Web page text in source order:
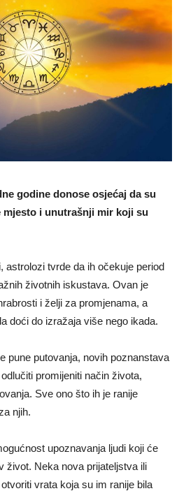
godine donose osjećaj da su
mjesto i unutrašnji mir koji su
astrolozi tvrde da ih očekuje period
životnih iskustava. Ovan je
i želji za promjenama, a
doći do izražaja više nego ikada.
pune putovanja, novih poznanstava
promijeniti način života,
Sve ono što ih je ranije
njih.
upoznavanja ljudi koji će
život. Neka nova prijateljstva ili
vrata koja su im ranije bila